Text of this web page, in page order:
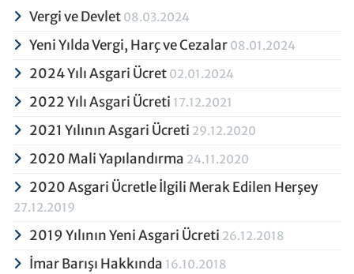
Vergi ve Devlet 08.03.2024
Yeni Yılda Vergi, Harç ve Cezalar 08.01.2024
2024 Yılı Asgari Ücret 02.01.2024
2022 Yılı Asgari Ücreti 17.12.2021
2021 Yılının Asgari Ücreti 29.12.2020
2020 Mali Yapılandırma 24.11.2020
2020 Asgari Ücretle İlgili Merak Edilen Herşey
27.12.2019
2019 Yılının Yeni Asgari Ücreti 26.12.2018
İmar Barışı Hakkında 16.10.2018